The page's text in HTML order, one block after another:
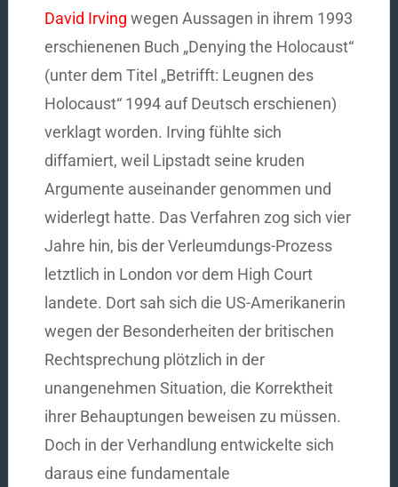
David Irving wegen Aussagen in ihrem 1993
erschienenen Buch „Denying the Holocaust“
(unter dem Titel „Betrifft: Leugnen des
Holocaust“ 1994 auf Deutsch erschienen)
verklagt worden. Irving fühlte sich
diffamiert, weil Lipstadt seine kruden
Argumente auseinander genommen und
widerlegt hatte. Das Verfahren zog sich vier
Jahre hin, bis der Verleumdungs-Prozess
letztlich in London vor dem High Court
landete. Dort sah sich die US-Amerikanerin
wegen der Besonderheiten der britischen
Rechtsprechung plötzlich in der
unangenehmen Situation, die Korrektheit
ihrer Behauptungen beweisen zu müssen.
Doch in der Verhandlung entwickelte sich
daraus eine fundamentale